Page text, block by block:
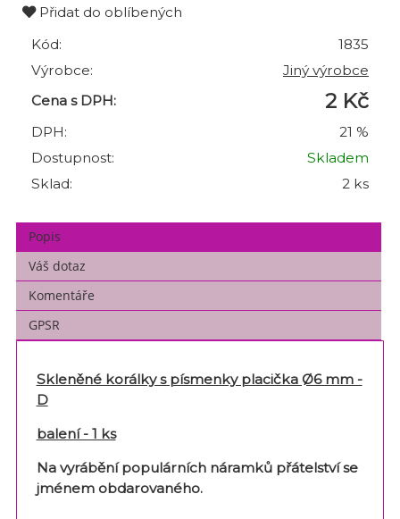
Přidat do oblíbených
Kód:
1835
Výrobce:
Jiný výrobce
Cena s DPH:
2 Kč
DPH:
21 %
Dostupnost:
Skladem
Sklad:
2 ks
Popis
Váš dotaz
Komentáře
GPSR
Skleněné korálky s písmenky placička Ø6 mm -
D
balení - 1 ks
Na vyrábění populárních náramků přátelství se
jménem obdarovaného.